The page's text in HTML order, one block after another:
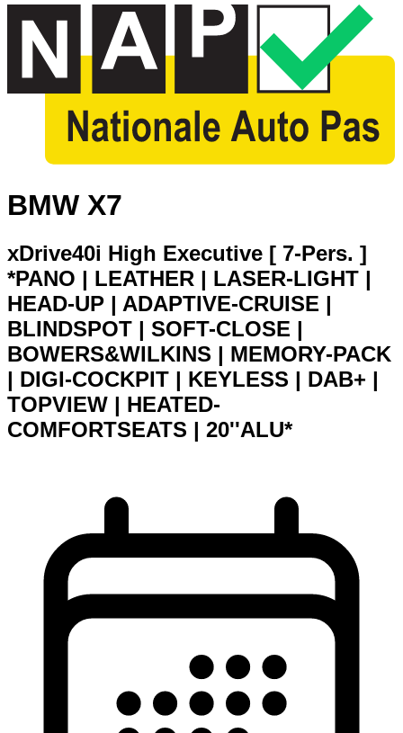
BMW X7
xDrive40i High Executive [ 7-Pers. ]
*PANO | LEATHER | LASER-LIGHT |
HEAD-UP | ADAPTIVE-CRUISE |
BLINDSPOT | SOFT-CLOSE |
BOWERS&WILKINS | MEMORY-PACK
| DIGI-COCKPIT | KEYLESS | DAB+ |
TOPVIEW | HEATED-
COMFORTSEATS | 20''ALU*